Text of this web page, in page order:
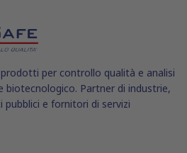
per controllo qualità e analisi
biotecnologico. Partner di industrie,
e fornitori di servizi